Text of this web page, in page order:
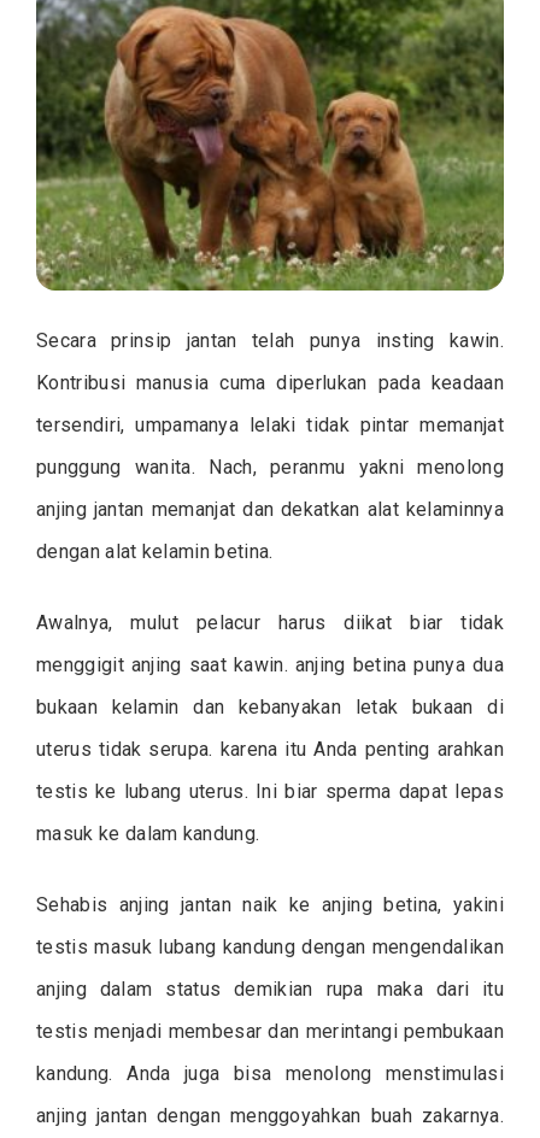
Secara prinsip jantan telah punya insting kawin.
Kontribusi manusia cuma diperlukan pada keadaan
tersendiri, umpamanya lelaki tidak pintar memanjat
punggung wanita. Nach, peranmu yakni menolong
anjing jantan memanjat dan dekatkan alat kelaminnya
dengan alat kelamin betina.
Awalnya, mulut pelacur harus diikat biar tidak
menggigit anjing saat kawin. anjing betina punya dua
bukaan kelamin dan kebanyakan letak bukaan di
uterus tidak serupa. karena itu Anda penting arahkan
testis ke lubang uterus. Ini biar sperma dapat lepas
masuk ke dalam kandung.
Sehabis anjing jantan naik ke anjing betina, yakini
testis masuk lubang kandung dengan mengendalikan
anjing dalam status demikian rupa maka dari itu
testis menjadi membesar dan merintangi pembukaan
kandung. Anda juga bisa menolong menstimulasi
anjing jantan dengan menggoyahkan buah zakarnya.